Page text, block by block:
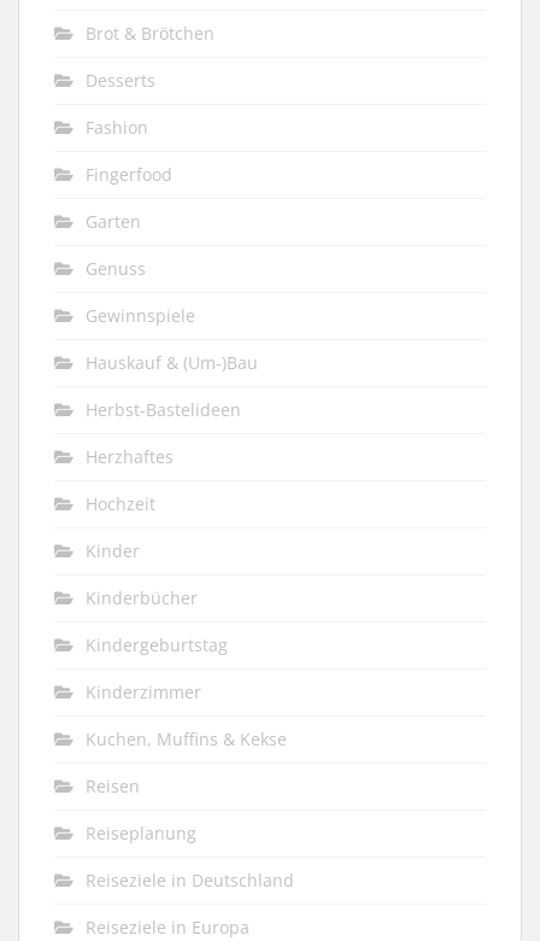
Brot & Brötchen
Desserts
Fashion
Fingerfood
Garten
Genuss
Gewinnspiele
Hauskauf & (Um-)Bau
Herbst-Bastelideen
Herzhaftes
Hochzeit
Kinder
Kinderbücher
Kindergeburtstag
Kinderzimmer
Kuchen, Muffins & Kekse
Reisen
Reiseplanung
Reiseziele in Deutschland
Reiseziele in Europa